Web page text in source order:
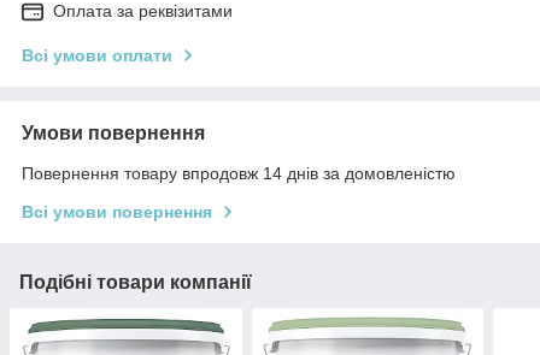
Оплата за реквізитами
Всі умови оплати
Умови повернення
Повернення товару впродовж 14 днів за домовленістю
Всі умови повернення
Подібні товари компанії